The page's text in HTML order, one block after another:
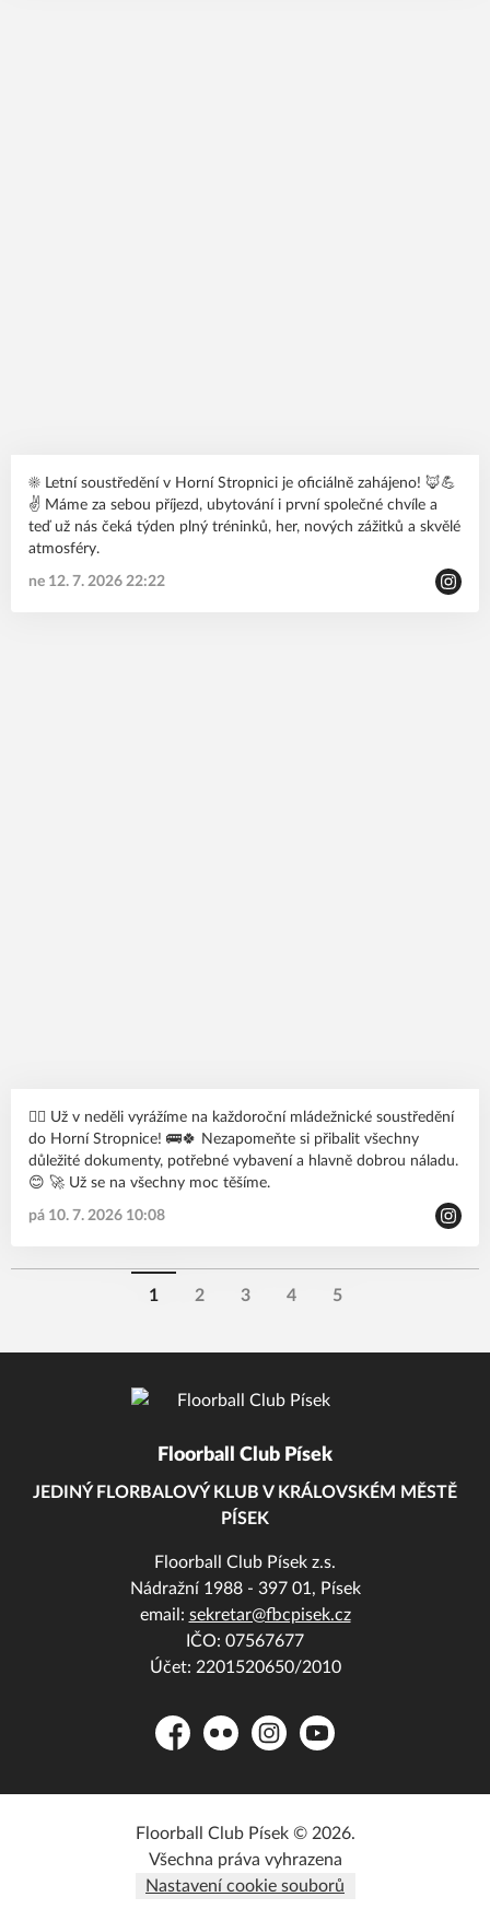
☀️ Letní soustředění v Horní Stropnici je oficiálně zahájeno! 🦊💪
✌️ Máme za sebou příjezd, ubytování i první společné chvíle a
teď už nás čeká týden plný tréninků, her, nových zážitků a skvělé
atmosféry.
ne 12. 7. 2026 22:22
🙋‍♂️ Už v neděli vyrážíme na každoroční mládežnické soustředění
do Horní Stropnice! 🚌🍀 Nezapomeňte si přibalit všechny
důležité dokumenty, potřebné vybavení a hlavně dobrou náladu.
😊 🚀 Už se na všechny moc těšíme.
pá 10. 7. 2026 10:08
1 2 3 4 5
Floorball Club Písek
JEDINÝ FLORBALOVÝ KLUB V KRÁLOVSKÉM MĚSTĚ
PÍSEK
Floorball Club Písek z.s.
Nádražní 1988 - 397 01, Písek
email: sekretar@fbcpisek.cz
IČO: 07567677
Účet: 2201520650/2010
FacebookFlickr InstagramYouTube
Floorball Club Písek © 2026.
Všechna práva vyhrazena
Nastavení cookie souborů